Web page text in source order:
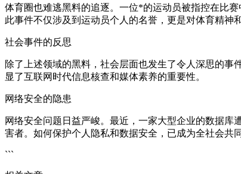
体育圈也难逃黑料的追逐。一位*的运动员被指控在比
此事件不仅涉及到运动员个人的名誉，更是对体育精神
社会事件的反思
除了上述领域的黑料，社会层面也发生了令人深思的
显了互联网时代信息核查和媒体素养的重要性。
网络安全的隐患
网络安全问题日益严峻。最近，一家大型企业的数据
害者。如何保护个人隐私和数据安全，已成为全社会共
```